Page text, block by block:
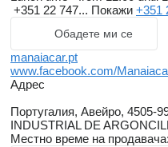
+351 22 747... Покажи +351
Обадете ми се
manaiacar.pt
www.facebook.com/
Адрес
Португалия, Авейро, 4505-
INDUSTRIAL DE
Местно време на